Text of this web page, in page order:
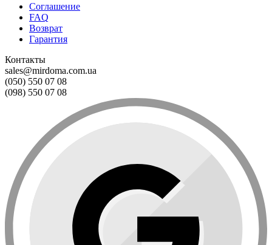
Соглашение
FAQ
Возврат
Гарантия
Контакты
sales@mirdoma.com.ua
(050) 550 07 08
(098) 550 07 08